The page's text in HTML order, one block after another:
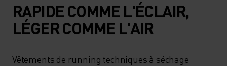
RAPIDE COMME L'ÉCLAIR,
LÉGER COMME L'AIR
Vêtements de running techniques à séchage